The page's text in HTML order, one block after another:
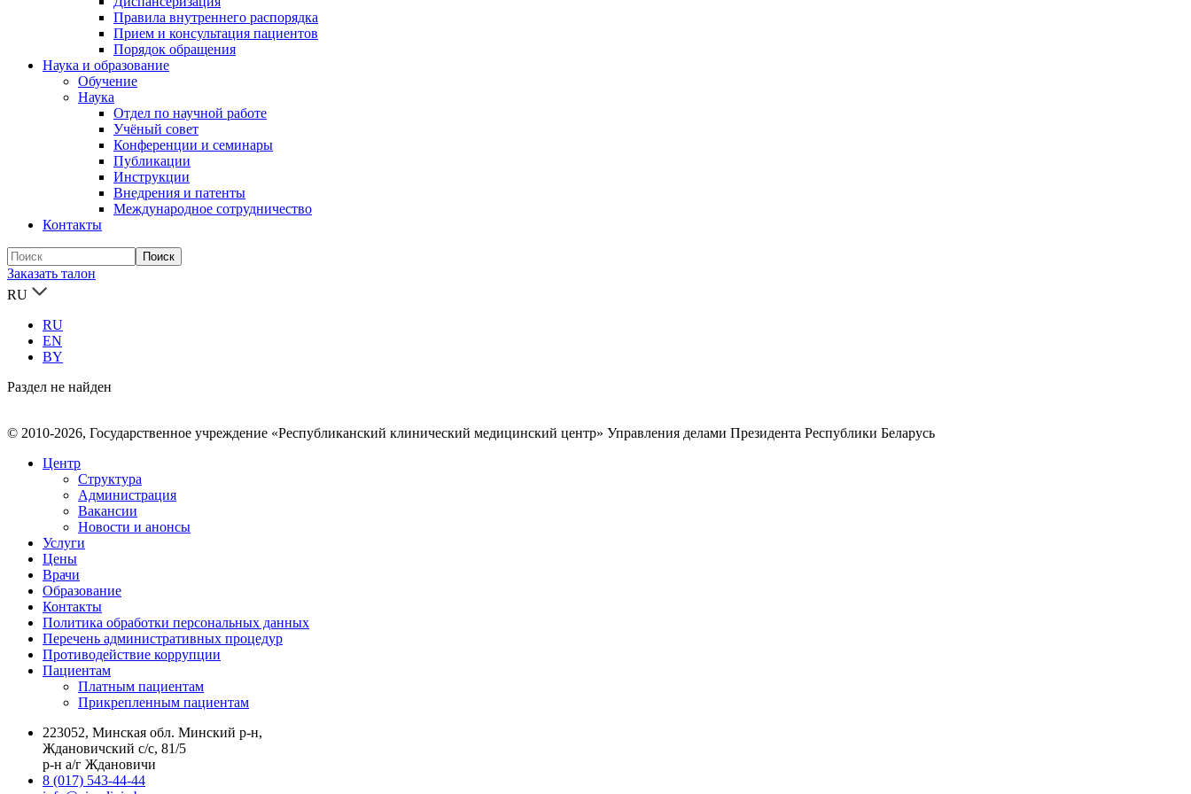
Правила внутреннего распорядка
Прием и консультация пациентов
Порядок обращения
Наука и образование
Обучение
Наука
Отдел по научной работе
Учёный совет
Конференции и семинары
Публикации
Инструкции
Внедрения и патенты
Международное сотрудничество
Контакты
Заказать талон
RU
RU
EN
BY
Раздел не найден
© 2010-2026, Государственное учреждение «Республиканский клинический медицинский центр» Управления делами Президента Республики Беларусь
Центр
Структура
Администрация
Вакансии
Новости и анонсы
Услуги
Цены
Врачи
Образование
Контакты
Политика обработки персональных данных
Перечень административных процедур
Противодействие коррупции
Пациентам
Платным пациентам
Прикрепленным пациентам
223052, Минская обл. Минский р-н,
Ждановичский с/с, 81/5
р-н а/г Ждановичи
8 (017) 543-44-44